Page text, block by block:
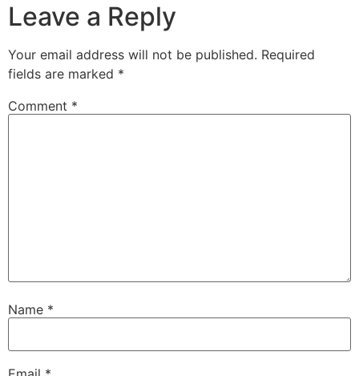
Leave a Reply
Your email address will not be published. Required
fields are marked *
Comment *
Name *